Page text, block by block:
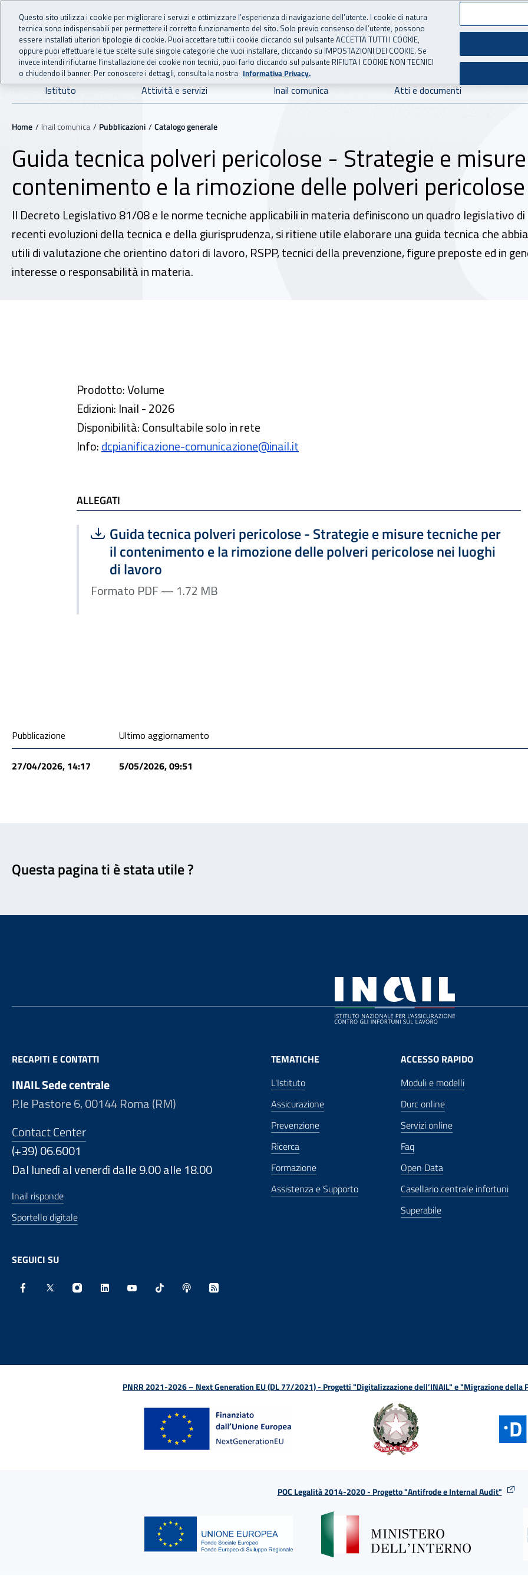
Vai al menu principale
Vai al contenuto principale
INAIL - Istituto Nazionale per l'Assicurazione
Navigazione principale
Istituto Attività e servizi Inail comunica Atti e documenti
Navigazione - Ti trovi in:
Home Inail comunica Pubblicazioni Catalogo generale
Guida tecnica polveri pericolose - Strategie e
contenimento e la rimozione delle polveri
Il Decreto Legislativo 81/08 e le norme tecniche applicabili in materia definiscono un quadro legislativo
recenti evoluzioni della tecnica e della giurisprudenza, si ritiene utile elaborare una guida tecnica che
utili di valutazione che orientino datori di lavoro, RSPP, tecnici della prevenzione, figure preposte ed in
interesse o responsabilità in materia.
Prodotto: Volume
Edizioni: Inail - 2026
Disponibilità: Consultabile solo in rete
Info:dcpianificazione-comunicazione@inail.it
ALLEGATI
Scarica file:
Guida tecnica polveri pericolose - Strategie e misure tecniche per
il contenimento e la rimozione delle polveri pericolose nei luoghi
di lavoro
Formato PDF — Dimensione 1.72 MB
Formato PDF — 1.72 MB
Condivisione social
Pubblicazione
27/04/2026, 14:17
Ultimo aggiornamento
5/05/2026, 09:51
Questa pagina ti è stata utile ?
RECAPITI E CONTATTI
INAIL Sede centrale
P.le Pastore 6, 00144 Roma (RM)
Contact Center
(+39) 06.6001
Dal lunedì al venerdì dalle 9.00 alle 18.00
Inail risponde
Sportello digitale
SEGUICI SU
TEMATICHE
L'Istituto
Assicurazione
Prevenzione
Ricerca
Formazione
Assistenza e Supporto
ACCESSO RAPIDO
Moduli e modelli
Durc online
Servizi online
Faq
Open Data
Casellario centrale infortuni
Superabile
PNRR 2021-2026 – Next Generation EU (DL 77/2021) - Progetti "Digitalizzazione dell’INAIL" e "Migrazione della
POC Legalità 2014-2020 - Progetto "Antifrode e Internal Audit"
Questo sito utilizza i cookie per migliorare i servizi e ottimizzare l’esperienza di navigazione dell’utente. I cookie di natura
tecnica sono indispensabili per permettere il corretto funzionamento del sito. Solo previo consenso dell’utente, possono
essere installati ulteriori tipologie di cookie. Puoi accettare tutti i cookie cliccando sul pulsante ACCETTA TUTTI I COOKIE,
oppure puoi effettuare le tue scelte sulle singole categorie che vuoi installare, cliccando su IMPOSTAZIONI DEI COOKIE. Se
invece intendi rifiutarne l’installazione dei cookie non tecnici, puoi farlo cliccando sul pulsante RIFIUTA I COOKIE NON TECNICI
o chiudendo il banner. Per conoscere i dettagli, consulta la nostra Informativa Privacy.